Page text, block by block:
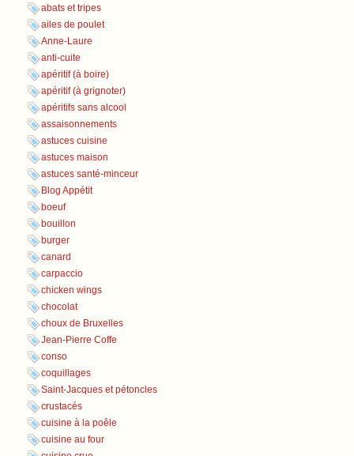
abats et tripes
ailes de poulet
Anne-Laure
anti-cuite
apéritif (à boire)
apéritif (à grignoter)
apéritifs sans alcool
assaisonnements
astuces cuisine
astuces maison
astuces santé-minceur
Blog Appétit
boeuf
bouillon
burger
canard
carpaccio
chicken wings
chocolat
choux de Bruxelles
Jean-Pierre Coffe
conso
coquillages
Saint-Jacques et pétoncles
crustacés
cuisine à la poêle
cuisine au four